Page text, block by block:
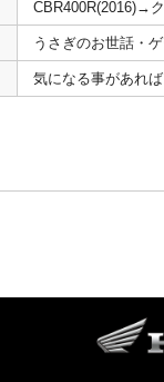
CBR400R(2016)→
うさぎのお世話・
気になる事があれ